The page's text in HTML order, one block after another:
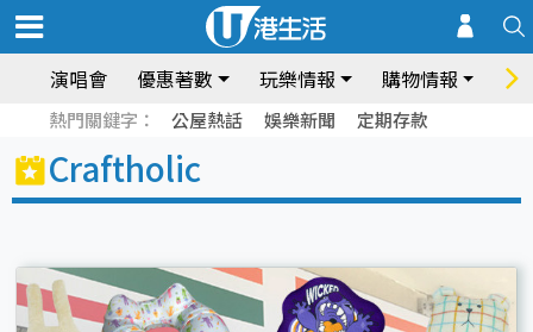
演唱會 優惠著數 玩樂情報 購物情報 飲
熱門關鍵字： 公屋熱話 娛樂新聞 定期存款
Craftholic